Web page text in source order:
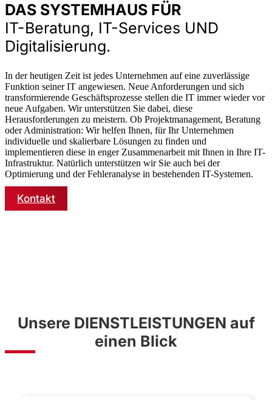
DAS SYSTEMHAUS FÜR
IT-Beratung, IT-Services UND
Digitalisierung.
In der heutigen Zeit ist jedes Unternehmen auf eine zuverlässige
Funktion seiner IT angewiesen. Neue Anforderungen und sich
transformierende Geschäftsprozesse stellen die IT immer wieder vor
neue Aufgaben. Wir unterstützen Sie dabei, diese
Herausforderungen zu meistern. Ob Projektmanagement, Beratung
oder Administration: Wir helfen Ihnen, für Ihr Unternehmen
individuelle und skalierbare Lösungen zu finden und
implementieren diese in enger Zusammenarbeit mit Ihnen in Ihre IT-
Infrastruktur. Natürlich unterstützen wir Sie auch bei der
Optimierung und der Fehleranalyse in bestehenden IT-Systemen.
Kontakt
Unsere DIENSTLEISTUNGEN auf
einen Blick